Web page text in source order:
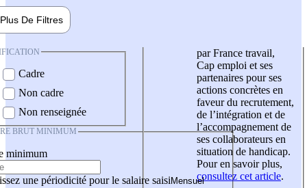
Plus De Filtres
Cadre
Non cadre
Non renseignée
BRUT MINIMUM
minimum
une périodicité pour le salaire saisi
par France travail,
Cap emploi et ses
partenaires pour ses
actions concrètes en
faveur du recrutement,
de l’intégration et de
l’accompagnement de
ses collaborateurs en
situation de handicap.
Pour en savoir plus,
consultez cet article.